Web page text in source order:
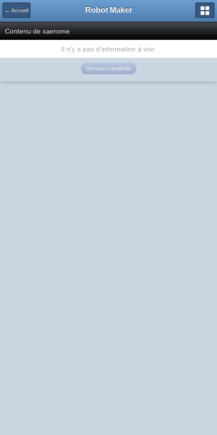
← Accueil Robot Maker
Contenu de xaerome
Il n'y a pas d'information à voir.
Version complète